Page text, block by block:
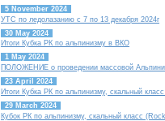
5 November 2024
УТС по ледолазанию с 7 по 13 декабря 2024г
30 May 2024
Итоги Кубка РК по альпинизму в ВКО
1 May 2024
ПОЛОЖЕНИЕ о проведении массовой
23 April 2024
Итоги Кубка РК по альпинизму, скальный
29 March 2024
Кубок РК по альпинизму, скальный класс